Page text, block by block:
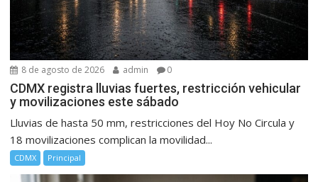
8 de agosto de 2026 admin 0
CDMX registra lluvias fuertes, restricción vehicular
y movilizaciones este sábado
Lluvias de hasta 50 mm, restricciones del Hoy No Circula y
18 movilizaciones complican la movilidad...
CDMX Principal